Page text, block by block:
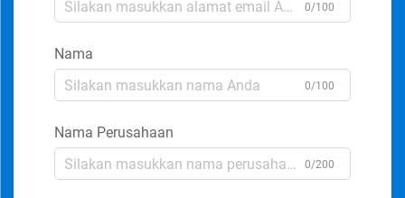
0/100
Nama
0/100
Nama Perusahaan
0/200